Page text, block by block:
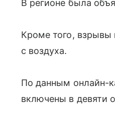
В регионе была
Кроме того, взрывы
с воздуха.
По данным онлайн-
включены в девяти